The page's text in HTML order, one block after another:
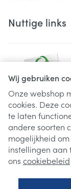
Wij gebruiken
Onze webshop
cookies. Deze
te laten
andere soorten
mogelijkheid
instellingen aan
ons cookiebeleid
Nuttige links
Juridische links